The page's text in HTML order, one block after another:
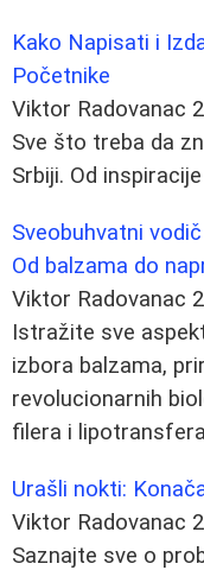
Kako Napisati i
Početnike
Viktor Radovanac
Sve što treba da
Srbiji. Od
Sveobuhvatni
Od balzama do
Viktor Radovanac
Istražite sve
izbora balzama,
revolucionarnih
filera i
Urašli nokti:
Viktor Radovanac
Saznajte sve o